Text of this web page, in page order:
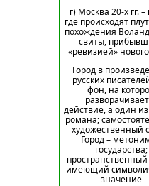
г) Москва 20-х гг. –
где происходят
похождения
свиты,
«ревизией»
Город в
русских
фон, на
действие, а один
романа;
художественный
Город –
государства;
пространственный
имеющий
значение